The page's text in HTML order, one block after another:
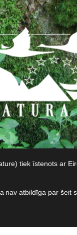
tiek īstenots ar
atbildīga par šeit